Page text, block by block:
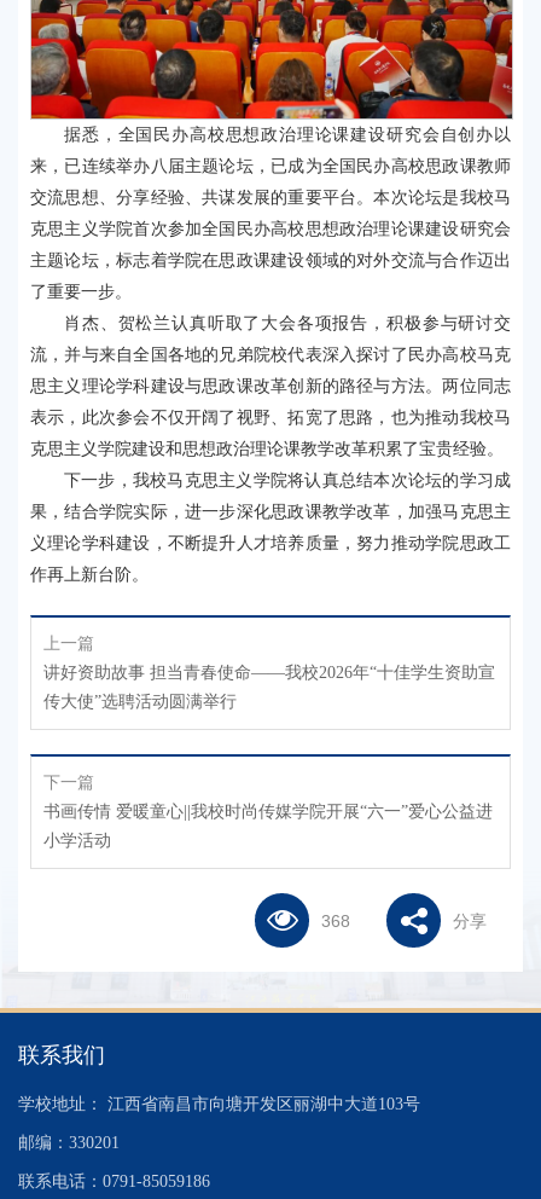
368 分享
据悉，全国民办高校思想政治理论课建设研究会自创办以
来，已连续举办八届主题论坛，已成为全国民办高校思政课教师
交流思想、分享经验、共谋发展的重要平台。本次论坛是我校马
克思主义学院首次参加全国民办高校思想政治理论课建设研究会
主题论坛，标志着学院在思政课建设领域的对外交流与合作迈出
了重要一步。
肖杰、贺松兰认真听取了大会各项报告，积极参与研讨交
流，并与来自全国各地的兄弟院校代表深入探讨了民办高校马克
思主义理论学科建设与思政课改革创新的路径与方法。两位同志
表示，此次参会不仅开阔了视野、拓宽了思路，也为推动我校马
克思主义学院建设和思想政治理论课教学改革积累了宝贵经验。
下一步，我校马克思主义学院将认真总结本次论坛的学习成
果，结合学院实际，进一步深化思政课教学改革，加强马克思主
义理论学科建设，不断提升人才培养质量，努力推动学院思政工
作再上新台阶。
上一篇
讲好资助故事 担当青春使命——我校2026年“十佳学生资助宣
传大使”选聘活动圆满举行
下一篇
书画传情 爱暖童心||我校时尚传媒学院开展“六一”爱心公益进
小学活动
联系我们
学校地址： 江西省南昌市向塘开发区丽湖中大道103号
邮编：330201
联系电话：0791-85059186